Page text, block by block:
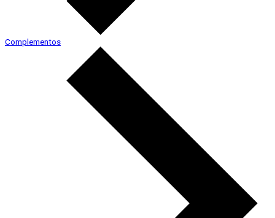
Complementos